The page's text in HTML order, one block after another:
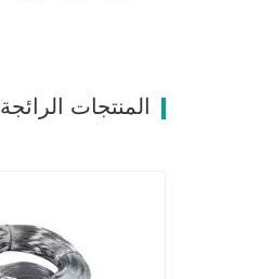
المنتجات الرائجة